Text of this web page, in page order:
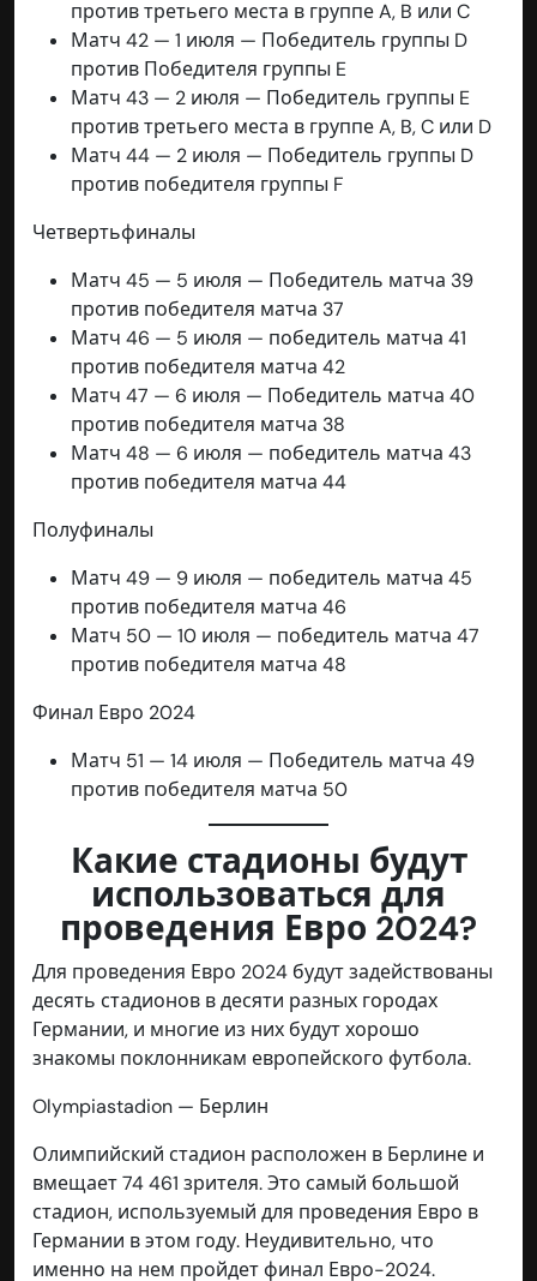
против третьего места в группе A, B или C
Матч 42 — 1 июля — Победитель группы D
против Победителя группы E
Матч 43 — 2 июля — Победитель группы E
против третьего места в группе A, B, C или D
Матч 44 — 2 июля — Победитель группы D
против победителя группы F
Четвертьфиналы
Матч 45 — 5 июля — Победитель матча 39
против победителя матча 37
Матч 46 — 5 июля — победитель матча 41
против победителя матча 42
Матч 47 — 6 июля — Победитель матча 40
против победителя матча 38
Матч 48 — 6 июля — победитель матча 43
против победителя матча 44
Полуфиналы
Матч 49 — 9 июля — победитель матча 45
против победителя матча 46
Матч 50 — 10 июля — победитель матча 47
против победителя матча 48
Финал Евро 2024
Матч 51 — 14 июля — Победитель матча 49
против победителя матча 50
Какие стадионы будут
использоваться для
проведения Евро 2024?
Для проведения Евро 2024 будут задействованы
десять стадионов в десяти разных городах
Германии, и многие из них будут хорошо
знакомы поклонникам европейского футбола.
Olympiastadion — Берлин
Олимпийский стадион расположен в Берлине и
вмещает 74 461 зрителя. Это самый большой
стадион, используемый для проведения Евро в
Германии в этом году. Неудивительно, что
именно на нем пройдет финал Евро-2024.